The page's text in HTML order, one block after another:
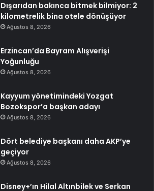
Dışarıdan bakınca bitmek bilmiyor: 2
kilometrelik bina otele dönüşüyor
Ağustos 8, 2026
Erzincan’da Bayram Alışverişi
Yoğunluğu
Ağustos 8, 2026
Kayyum yönetimindeki Yozgat
Bozokspor’a başkan adayı
Ağustos 8, 2026
Dört belediye başkanı daha AKP’ye
geçiyor
Ağustos 8, 2026
Disney+’ın Hilal Altınbilek ve Serkan